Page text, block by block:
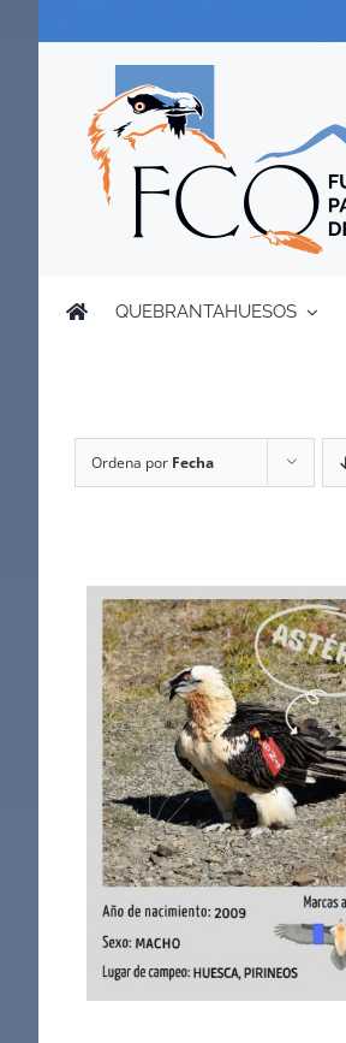
QUEBRANTAHUESOS
Ordena por Fecha